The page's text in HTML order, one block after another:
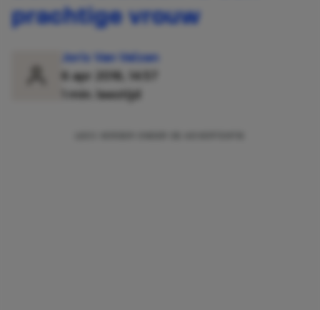
prachtige vrouw
Joris Van Velzen
6 apr 2016, 14:57
1 min. leestijd